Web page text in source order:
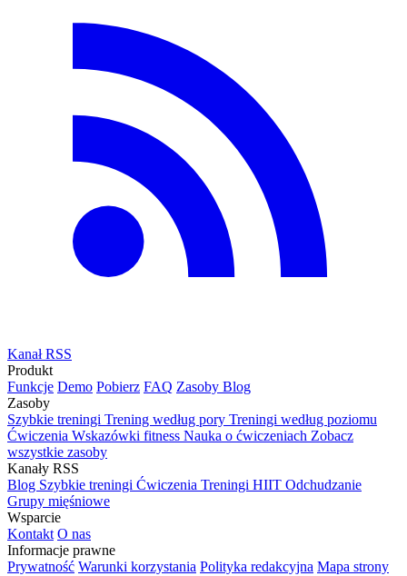
Kanał RSS
Produkt
Funkcje Demo Pobierz FAQ Zasoby Blog
Zasoby
Szybkie treningi Trening według pory Treningi według poziomu
Ćwiczenia Wskazówki fitness Nauka o ćwiczeniach Zobacz
wszystkie zasoby
Kanały RSS
Blog Szybkie treningi Ćwiczenia Treningi HIIT Odchudzanie
Grupy mięśniowe
Wsparcie
Kontakt O nas
Informacje prawne
Prywatność Warunki korzystania Polityka redakcyjna Mapa strony